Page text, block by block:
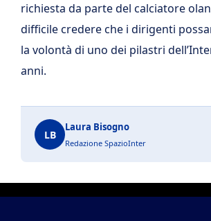
richiesta da parte del calciatore
difficile credere che i dirigenti
la volontà di uno dei pilastri
anni.
LB
Laura Bisogno
Redazione SpazioInter